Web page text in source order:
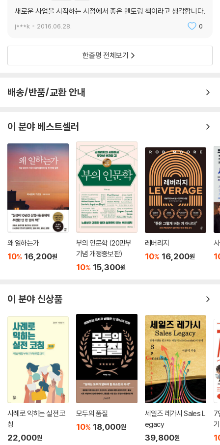
걸어가야겠다고 나 자신을 다잡는 계기가 되었다. 현직 CEO에게는 공감
과 위로를 전해주고, 미래의 CEO에게는 자신의 길을 미리 살펴보는 지침
： 조남성 삼성 SDI 사장 ：
끌어안고 있는 사람이 리더다. 이 책은 구체적인 성과를 내야하는 리더들
에게 상대방을 제압하는 것이 아니라 스스로를 이겨내는 것이 진정한 승리
에게 성장과 자기성찰을 위한 지침이 되어줄 것이다.
： 이방수 LG디스플레이 부사장 ：
국내외 대기업 27명의 최고경영자와 일하면서 느낀 공통점은 그들 모두
혼자라는 사실이다. 처절한 기다림과 인내, 불확실한 상황에서의 결정, 긍
정의 메시지를 전하는 일은 그들이 끌어안고 있는 두려움, 초조함, 고뇌를
내면으로 감추는 근육을 단련하도록 만든다. 그렇다고 리더의 내면에 자리
한 고독과 불안이 사라지는 것은 아니다. 저자는 깊은 통찰과 간결한 기술
로 내가 보아왔던 사장의 길을 걷는 사람의 고뇌를 확인할 수 있도록 해주
었다.
： 정태희 現 콘티넨탈코리아(주) 인사총괄전무(前 GE Korea CHO) ：
리더는 항상 조직의 문제 해결에 골머리를 앓는다. 크고 작은 딜레마로 가
득한 문제들은 상황과 관계마다 다른 해결책을 요구한다. 저자는 실제 경
어내고 있다. 평소 좋은 책은 제목과 목차만 봐도 느낌이 온다고 생각했는
랐다. 사장은 외롭더라도 혼자 가야 하고, 괴롭더라도 같이 가야 하며, 어렵
더라도 불확실성과 싸워나가야 한다는 것을 깊이 공감했다. 책을 읽으면서
밑줄을 긋기 위해 몇 번이고 독서를 멈춰야 했다.
： 변봉수 제주썬호텔앤카지노 전무 ：
누구나 큰 포부를 갖고 사업을 시작한다. 하지만 막상 사장이 되면 높고 거
대한 현실의 벽을 목도하게 되고, 함께 일하는 구성원은 이런 사장의 마음
을 이해 못 한다는 것을 느끼며 마치 황야에 홀로 선 듯한 기분에 휩싸인다.
사장은 이런 고독을 끌어안은 채, 내 안의 날 선 본능을 다스리고 조직의 잠
재된 본능은 일깨우기 위해 앞장서야 한다. 이 책에 등장하는 수많은 조직
의 리더들이 사장의 숙명을 깨우치고 받아들이며 앞으로 나아가는 모습에
새로운 사업을 시작하는 시점에서 좋은 멘토링 책이라고 생각합니다.
j***k 2016.06.28. 0
한줄평 전체보기
배송/반품/교환 안내
이 분야 베스트셀러
왜 일하는가
10% 16,200원
부의 인문학 (20만부
기념 개정증보판)
10% 15,300원
레버리지
10% 16,200원
이 분야 신상품
사례로 익히는 실전 코
칭
22,000원
모두의 품질
10% 18,000원
세일즈 레가시 Sales L
egacy
39,800원
7
기